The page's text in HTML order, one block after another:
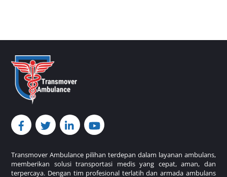
To
Top
Transmover Ambulance pilihan terdepan dalam layanan ambulans,
memberikan solusi transportasi medis yang cepat, aman, dan
terpercaya. Dengan tim profesional terlatih dan armada ambulans